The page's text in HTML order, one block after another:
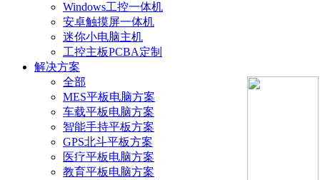
Windows工控一体机
安卓触摸屏一体机
迷你小电脑主机
工控主板PCBA定制
解决方案
全部
MES平板电脑方案
车载平板电脑方案
智能手持平板方案
GPS北斗平板方案
医疗平板电脑方案
教育平板电脑方案